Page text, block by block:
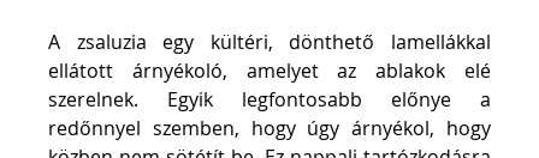
A zsaluzia egy kültéri, dönthető lamellákkal
ellátott árnyékoló, amelyet az ablakok elé
szerelnek. Egyik legfontosabb előnye a
redőnnyel szemben, hogy úgy árnyékol, hogy